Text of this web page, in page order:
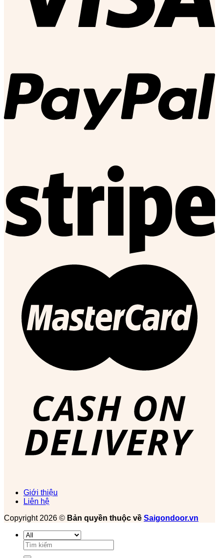
Giới thiệu
Liên hệ
Copyright 2026 © Bản quyền thuộc về Saigondoor.vn
Tìm
kiếm: